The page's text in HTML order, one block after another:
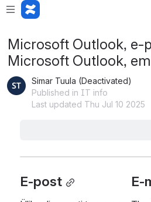
Microsoft Outlook, e-
Microsoft Outlook,
Simar Tuula (Deactivated)
Published in IT info
Last updated Thu Jul 10 2025
Reading and setting up